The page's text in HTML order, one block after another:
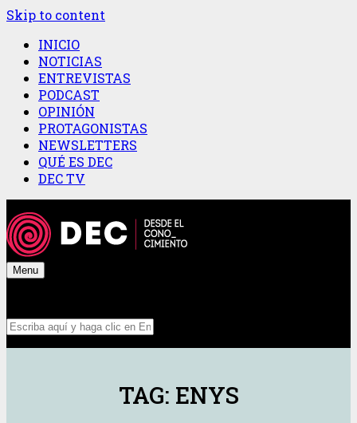
Skip to content
INICIO
NOTICIAS
ENTREVISTAS
PODCAST
OPINIÓN
PROTAGONISTAS
NEWSLETTERS
QUÉ ES DEC
DEC TV
Menu
TAG: ENYS